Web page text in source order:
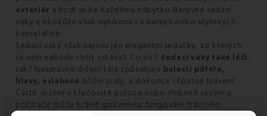
exteriér a hodí se ke každému nábytku. Barevné sedací
vaky z ekokůže však vyniknou i v barech nebo stylových
kancelářích.
Sedací vaky však nejsou jen elegantní sedačky, ze kterých
se vám nebude chtít vstávat. Co víc? Sedací vaky také léčí.
Jak? Nesprávné držení těla způsobuje bolesti páteře,
hlavy, oslabené břišní svaly, a dokonce i špatné trávení.
Časté sezení v křečovité poloze nebo shrbené sezení u
počítače může bránit správnému fungování trávicího